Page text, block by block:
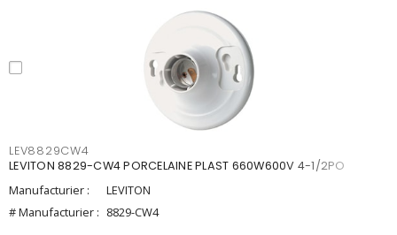
LEV8829CW4
LEVITON 8829-CW4 PORCELAINE PLAST 660W600V 4-1/2PO
Manufacturier :
LEVITON
# Manufacturier : 8829-CW4